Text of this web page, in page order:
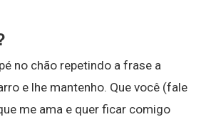
no chão repetindo a frase a
e lhe mantenho. Que você (fale
me ama e quer ficar comigo